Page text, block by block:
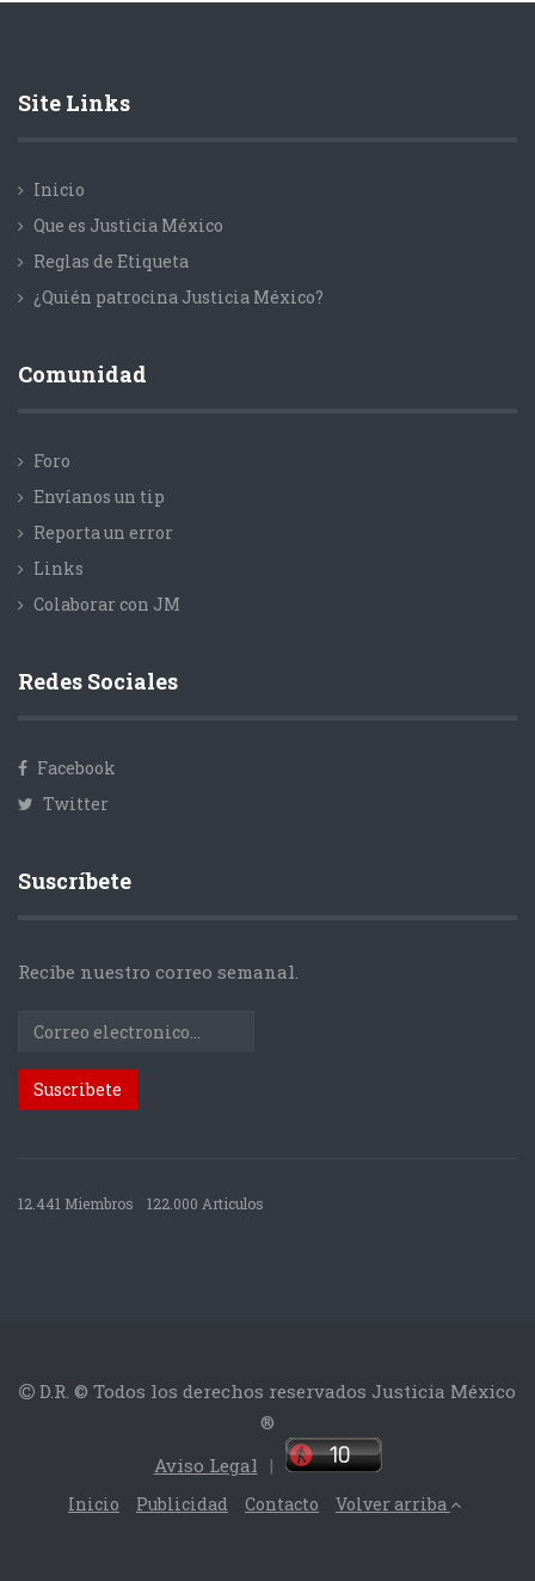
Site Links
Inicio
Que es Justicia México
Reglas de Etiqueta
¿Quién patrocina Justicia México?
Comunidad
Foro
Envíanos un tip
Reporta un error
Links
Colaborar con JM
Redes Sociales
Facebook
Twitter
Suscríbete
Recibe nuestro correo semanal.
12.441 Miembros 122.000 Articulos
D.R. © Todos los derechos reservados Justicia México
®
Aviso Legal |
Inicio Publicidad Contacto Volver arriba